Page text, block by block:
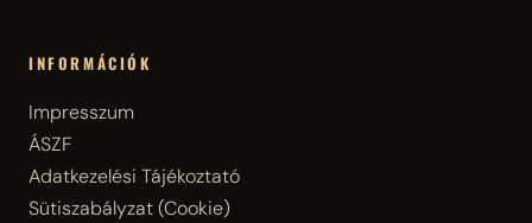
INFORMÁCIÓK
Impresszum
ÁSZF
Adatkezelési Tájékoztató
Sütiszabályzat (Cookie)